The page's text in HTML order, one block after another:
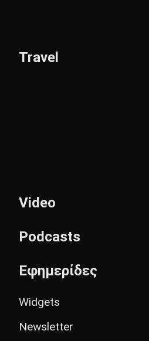
Travel
Video
Podcasts
Εφημερίδες
Widgets
Newsletter